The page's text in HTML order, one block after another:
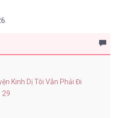
Kinh Dị Tôi Vẫn Phải Đi
29